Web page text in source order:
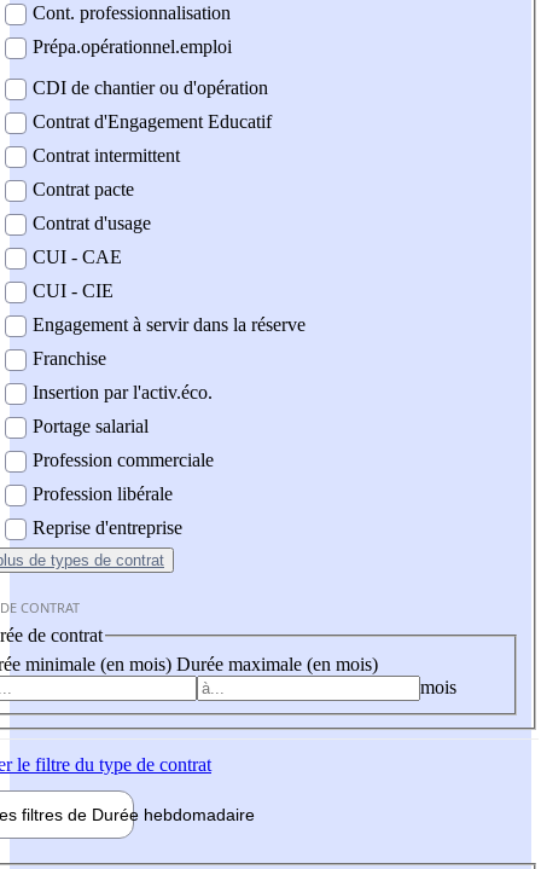
Cont. professionnalisation
Prépa.opérationnel.emploi
CDI de chantier ou d'opération
Contrat d'Engagement Educatif
Contrat intermittent
Contrat pacte
Contrat d'usage
CUI - CAE
CUI - CIE
Engagement à servir dans la réserve
Franchise
Insertion par l'activ.éco.
Portage salarial
Profession commerciale
Profession libérale
Reprise d'entreprise
de types de contrat
CONTRAT
de contrat
minimale (en mois) Durée maximale (en mois)
mois
le filtre du type de contrat
filtres de Durée hebdomadaire